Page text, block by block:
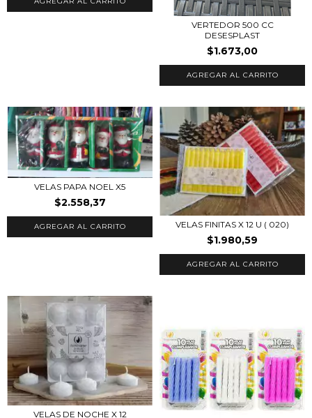
VERTEDOR 500 CC
DESESPLAST
$1.673,00
VELAS PAPA NOEL X5
$2.558,37
VELAS FINITAS X 12 U ( 020)
$1.980,59
VELAS DE NOCHE X 12